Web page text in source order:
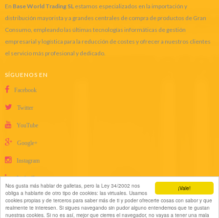
¡Vale!
Nos gusta más hablar de galletas, pero la Ley 34/2002 nos
obliga a hablarte de otro tipo de cookies: las virtuales. Usamos
cookies propias y de terceros para saber más de ti y poder ofrecerte cosas con sabor y que
realmente te interesen. Si sigues navegando sin pudor alguno entendemos que te gustan
nuestras cookies. Si no es así, mejor que cierres el navegador, no vayas a tener una mala
En Base World Trading SL estamos especializados en la importación y
distribución mayorista y a grandes centrales de compra de productos de Gran
Consumo, empleando las últimas tecnologías informáticas de gestión
empresarial y logística para la reducción de costes y ofrecer a nuestros clientes
el servicio más profesional y dedicado.
SÍGUENOS EN
Facebook
Twitter
YouTube
Google+
Instagram
LinkedIn